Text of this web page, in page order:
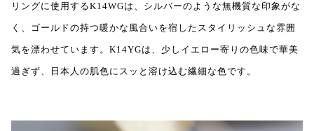
リングに使用するK14WGは、シルバーのような無機質な印象がな
く、ゴールドの持つ暖かな風合いを宿したスタイリッシュな雰囲
気を漂わせています。K14YGは、少しイエロー寄りの色味で華美
過ぎず、日本人の肌色にスッと溶け込む繊細な色です。